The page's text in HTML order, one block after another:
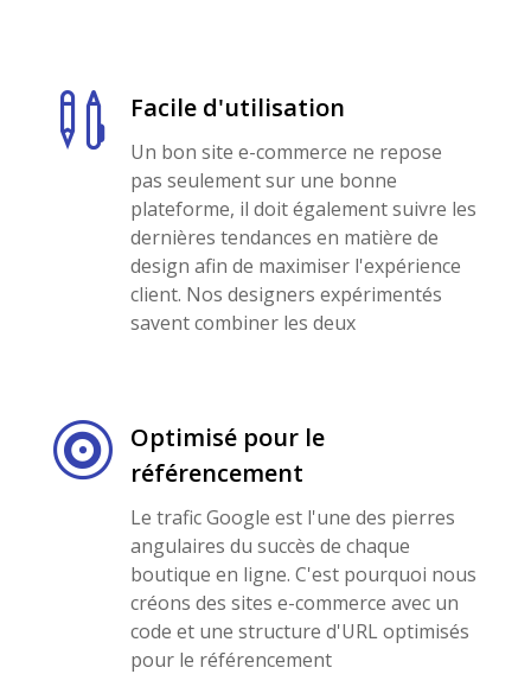
 Facile d'utilisation
Un bon site e-commerce ne repose
pas seulement sur une bonne
plateforme, il doit également suivre les
dernières tendances en matière de
design afin de maximiser l'expérience
client. Nos designers expérimentés
savent combiner les deux
 Optimisé pour le
référencement
Le trafic Google est l'une des pierres
angulaires du succès de chaque
boutique en ligne. C'est pourquoi nous
créons des sites e-commerce avec un
code et une structure d'URL optimisés
pour le référencement